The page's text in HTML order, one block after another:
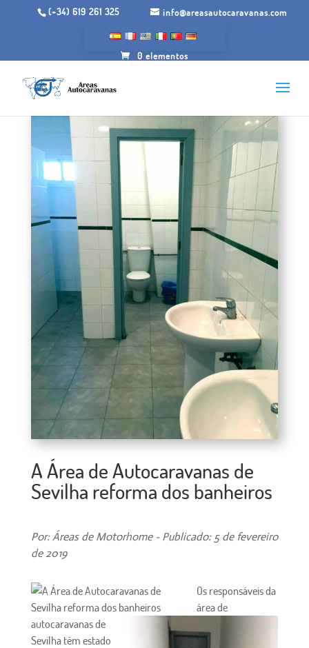
(+34) 619 261 325 info@areasautocaravanas.com
0 elementos
A Área de Autocaravanas de
Sevilha reforma dos banheiros
Por: Áreas de Motorhome - Publicado: 5 de fevereiro
de 2019
Os responsáveis da
área de
autocaravanas de
Sevilha têm estado